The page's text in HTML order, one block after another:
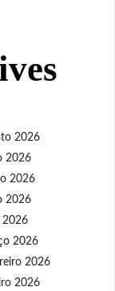
2026
2026
2026
2026
2026
2026
2026
2026